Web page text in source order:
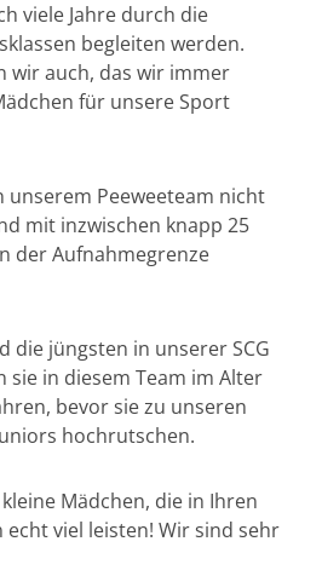
viele Jahre durch die
begleiten werden.
wir auch, das wir immer
für unsere Sport
unserem Peeweeteam nicht
mit inzwischen knapp 25
der Aufnahmegrenze
die jüngsten in unserer SCG
sie in diesem Team im Alter
bevor sie zu unseren
hochrutschen.
Mädchen, die in Ihren
echt viel leisten! Wir sind sehr